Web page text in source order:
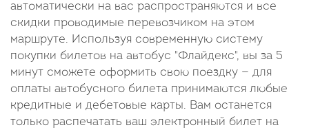
автоматически на вас распространяются и все
скидки проводимые перевозчиком на этом
маршруте. Используя современную систему
покупки билетов на автобус "Флайдекс", вы за 5
минут сможете оформить свою поездку — для
оплаты автобусного билета принимаются любые
кредитные и дебетовые карты. Вам останется
только распечатать ваш электронный билет на